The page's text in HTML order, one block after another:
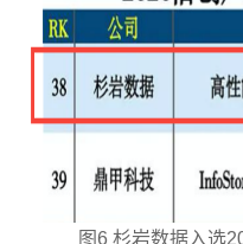
图6 杉岩数据入选